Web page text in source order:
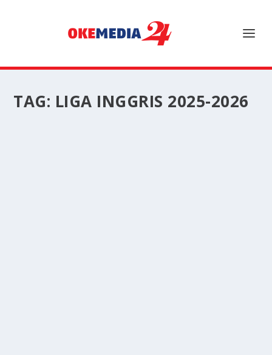
TAG: LIGA INGGRIS 2025-2026